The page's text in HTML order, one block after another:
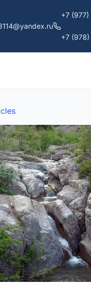
+7
+7